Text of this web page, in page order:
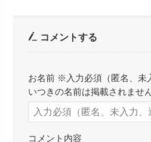
コメントする
お名前 ※入力必須（匿名、未
いつきの名前は掲載されません
コメント内容